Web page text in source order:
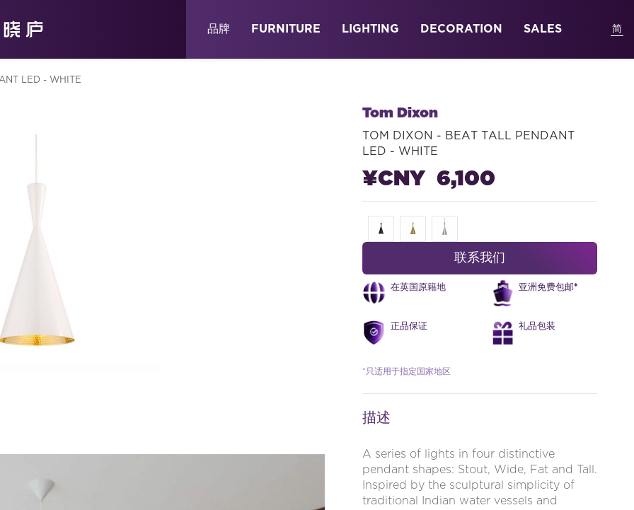
品牌 FURNITURE LIGHTING DECORATION SALES
LED - WHITE
Tom Dixon
TOM DIXON - BEAT TALL PENDANT
LED - WHITE
¥CNY 6,100
联系我们
在英国原籍地 亚洲免费包邮*
正品保证 礼品包装
*只适用于指定国家地区
描述
A series of lights in four distinctive
pendant shapes: Stout, Wide, Fat and Tall.
Inspired by the sculptural simplicity of
traditional Indian water vessels and